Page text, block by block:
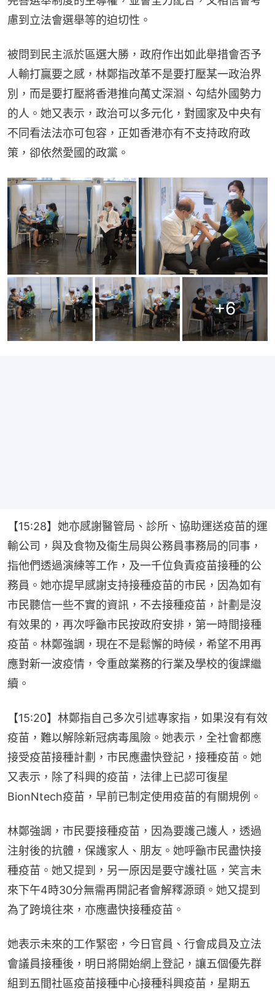
慮到立法會選舉等的迫切性。
被問到民主派於區選大勝，政府作出如此舉措會否予
人輸打贏要之感，林鄭指改革不是要打壓某一政治界
別，而是要打壓將香港推向萬丈深淵、勾結外國勢力
的人。她又表示，政治可以多元化，對國家及中央有
不同看法法亦可包容，正如香港亦有不支持政府政
策，卻依然愛國的政黨。
+6
【15:28】她亦感謝醫管局、診所、協助運送疫苗的運
輸公司，與及食物及衞生局與公務員事務局的同事，
指他們透過演練等工作，及一千位負責疫苗接種的公
務員。她亦提早感謝支持接種疫苗的市民，因為如有
市民聽信一些不實的資訊，不去接種疫苗，計劃是沒
有效果的，再次呼籲市民按政府安排，第一時間接種
疫苗。林鄭強調，現在不是鬆懈的時候，希望不用再
應對新一波疫情，令重啟業務的行業及學校的復課繼
續。
【15:20】林鄭指自己多次引述專家指，如果沒有有效
疫苗，難以解除新冠病毒風險。她表示，全社會都應
接受疫苗接種計劃，市民應盡快登記，接種疫苗。她
又表示，除了科興的疫苗，法律上已認可復星
BionNtech疫苗，早前已制定使用疫苗的有關規例。
林鄭強調，市民要接種疫苗，因為要護己護人，透過
注射後的抗體，保護家人、朋友。她呼籲市民盡快接
種疫苗。她又提到，另一原因是要守護社區，笑言未
來下午4時30分無需再開記者會解釋源頭。她又提到
為了跨境往來，亦應盡快接種疫苗。
她表示未來的工作緊密，今日官員、行會成員及立法
會議員接種後，明日將開始網上登記，讓五個優先群
組到五間社區疫苗接種中心接種科興疫苗，星期五